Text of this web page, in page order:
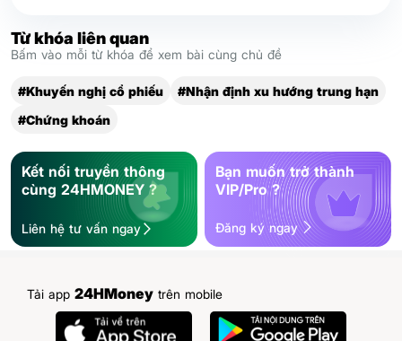
Từ khóa liên quan
Bấm vào mỗi từ khóa để xem bài cùng chủ đề
#Khuyến nghị cổ phiếu
#Nhận định xu hướng trung hạn
#Chứng khoán
Kết nối truyền thông
cùng 24HMONEY ?
Liên hệ tư vấn ngay
Bạn muốn trở thành
VIP/Pro ?
Đăng ký ngay
Tải app 24HMoney trên mobile